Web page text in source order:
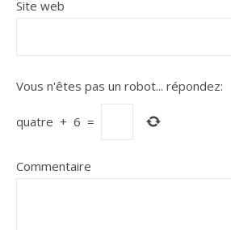
Site web
Vous n'êtes pas un robot... répondez:
quatre + 6 =
Commentaire